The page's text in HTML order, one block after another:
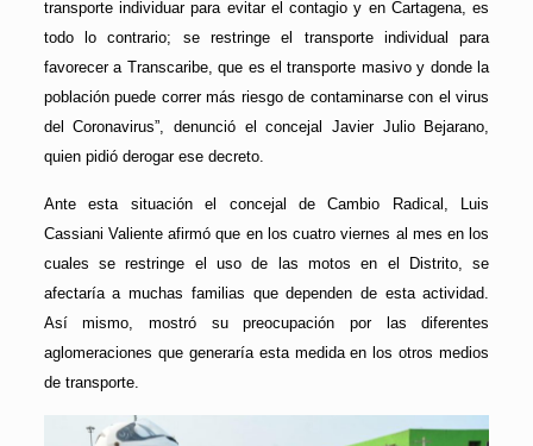
transporte individuar para evitar el contagio y en Cartagena, es
todo lo contrario; se restringe el transporte individual para
favorecer a Transcaribe, que es el transporte masivo y donde la
población puede correr más riesgo de contaminarse con el virus
del Coronavirus”, denunció el concejal Javier Julio Bejarano,
quien pidió derogar ese decreto.
Ante esta situación el concejal de Cambio Radical, Luis
Cassiani Valiente afirmó que en los cuatro viernes al mes en los
cuales se restringe el uso de las motos en el Distrito, se
afectaría a muchas familias que dependen de esta actividad.
Así mismo, mostró su preocupación por las diferentes
aglomeraciones que generaría esta medida en los otros medios
de transporte.